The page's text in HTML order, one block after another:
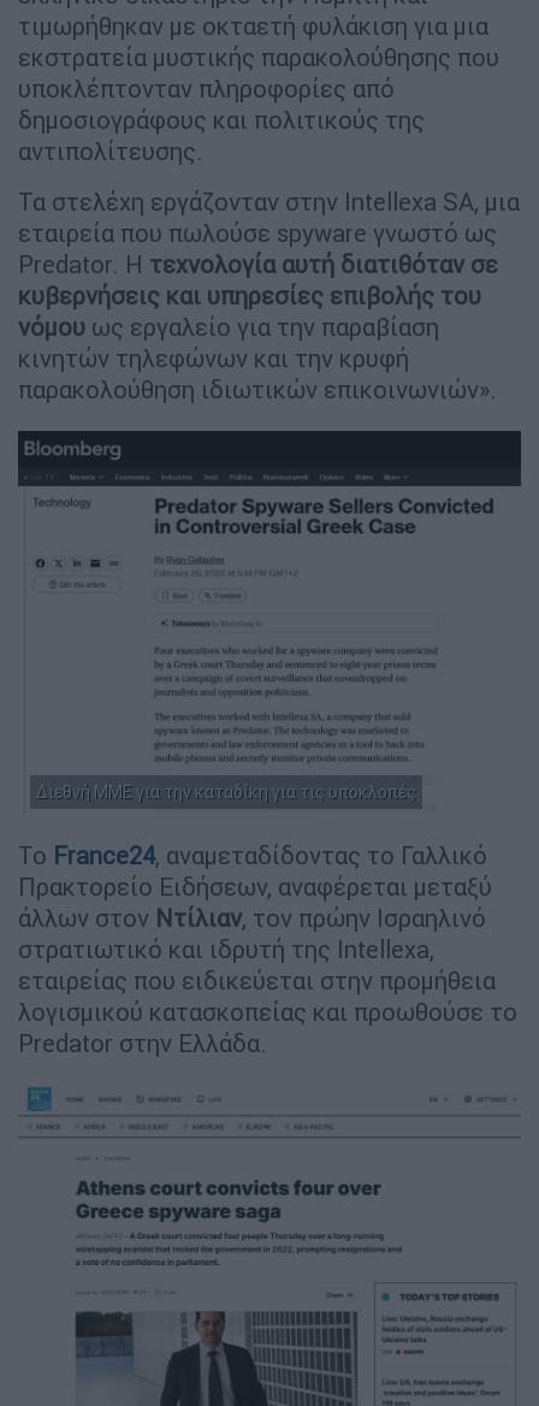
τιμωρήθηκαν με οκταετή φυλάκιση για μια
εκστρατεία μυστικής παρακολούθησης που
υποκλέπτονταν πληροφορίες από
δημοσιογράφους και πολιτικούς της
αντιπολίτευσης.
Τα στελέχη εργάζονταν στην Intellexa SA, μια
εταιρεία που πωλούσε spyware γνωστό ως
Predator. Η τεχνολογία αυτή διατιθόταν σε
κυβερνήσεις και υπηρεσίες επιβολής του
νόμου ως εργαλείο για την παραβίαση
κινητών τηλεφώνων και την κρυφή
παρακολούθηση ιδιωτικών επικοινωνιών».
Διεθνή ΜΜΕ για την καταδίκη για τις υποκλοπές
Το France24, αναμεταδίδοντας το Γαλλικό
Πρακτορείο Ειδήσεων, αναφέρεται μεταξύ
άλλων στον Nτίλιαν, τον πρώην Ισραηλινό
στρατιωτικό και ιδρυτή της Intellexa,
εταιρείας που ειδικεύεται στην προμήθεια
λογισμικού κατασκοπείας και προωθούσε το
Predator στην Ελλάδα.